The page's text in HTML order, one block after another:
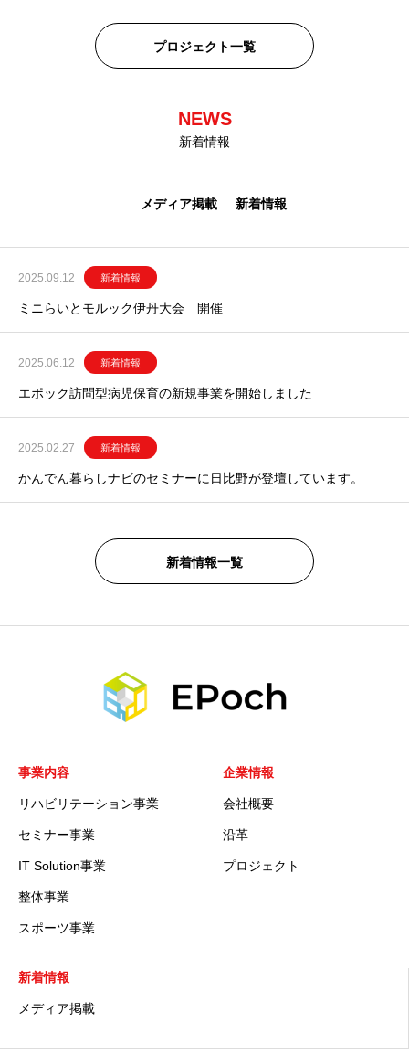
Sym Energy Cupとは、サッカーを通じて世界の子供たちの未来
プロジェクト一覧
NEWS
新着情報
メディア掲載 新着情報
2025.09.12 新着情報
ミニらいとモルック伊丹大会 開催
2025.06.12 新着情報
エポック訪問型病児保育の新規事業を開始しました
2025.02.27 新着情報
かんでん暮らしナビのセミナーに日比野が登壇しています。
新着情報一覧
事業内容
リハビリテーション事業
セミナー事業
IT Solution事業
整体事業
スポーツ事業
企業情報
会社概要
沿革
プロジェクト
新着情報
メディア掲載